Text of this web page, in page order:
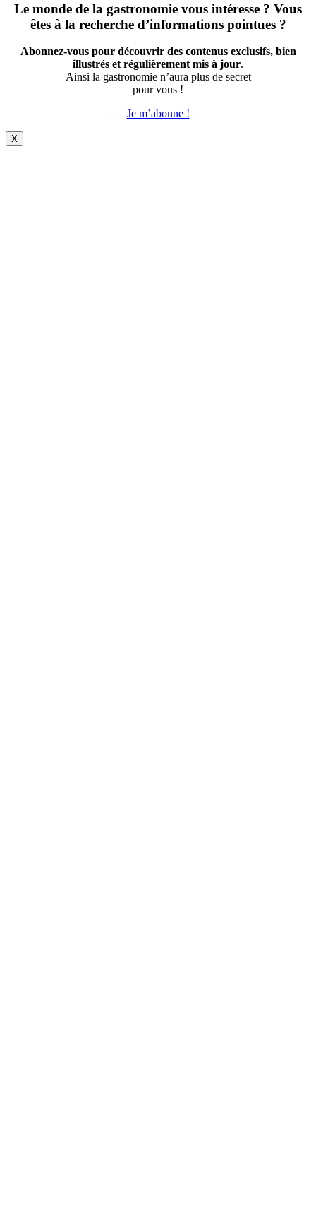
Le monde de la gastronomie vous intéresse ? Vous
êtes à la recherche d’informations pointues ?
Abonnez-vous pour découvrir des contenus exclusifs, bien
illustrés et régulièrement mis à jour.
Ainsi la gastronomie n’aura plus de secret
pour vous !
Je m’abonne !
X